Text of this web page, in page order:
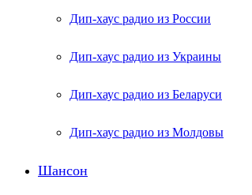
Дип-хаус радио из России
Дип-хаус радио из Украины
Дип-хаус радио из Беларуси
Дип-хаус радио из Молдовы
Шансон